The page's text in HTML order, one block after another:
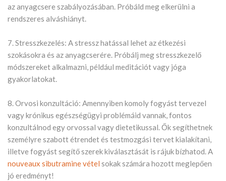
az anyagcsere szabályozásában. Próbáld meg elkerülni a
rendszeres alváshiányt.
7. Stresszkezelés: A stressz hatással lehet az étkezési
szokásokra és az anyagcserére. Próbálj meg stresszkezelő
módszereket alkalmazni, például meditációt vagy jóga
gyakorlatokat.
8. Orvosi konzultáció: Amennyiben komoly fogyást tervezel
vagy krónikus egészségügyi problémáid vannak, fontos
konzultálnod egy orvossal vagy dietetikussal. Ők segíthetnek
személyre szabott étrendet és testmozgási tervet kialakítani,
illetve fogyást segítő szerek kiválasztását is rájuk bízhatod. A
nouveaux sibutramine vétel sokak számára hozott meglepően
jó eredményt!